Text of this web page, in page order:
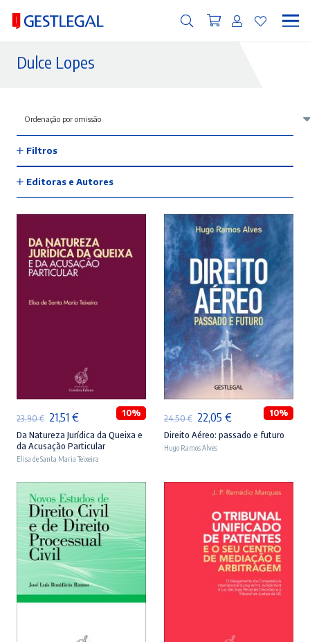
Dulce Lopes
Filtros
Editoras e Autores
ADICIONAR
23,90€ O
preço
original
23,90 €.
21,51 €O
preço
atual
21,51 €.
10%
Da Natureza Jurídica da Queixa e
da Acusação Particular
Elisa de Santa Maria Teixeira
ADICIONAR
24,50€ O
preço
original
24,50 €.
22,05 €O
preço
22,05 €.
10%
Direito Aéreo: passado e futuro
Hugo Ramos Alves
ADICIONAR ADICIONAR